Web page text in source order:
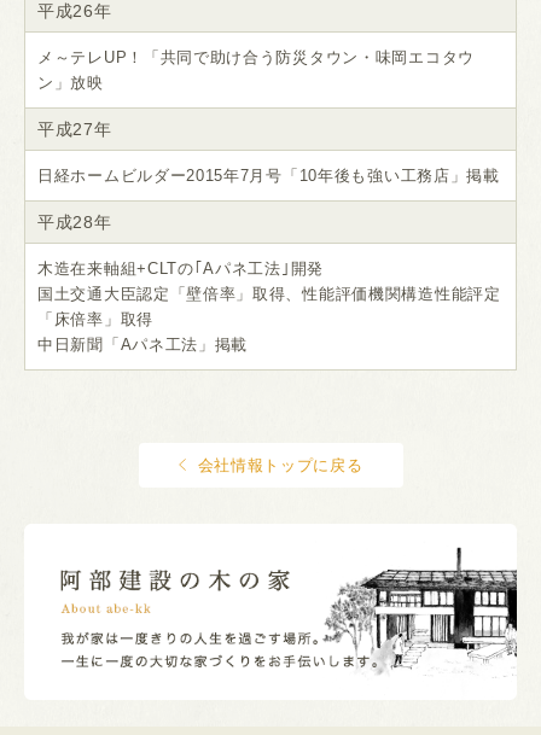
平成26年
メ～テレUP！「共同で助け合う防災タウン・味岡エコタウ
ン」放映
平成27年
日経ホームビルダー2015年7月号「10年後も強い工務店」掲載
平成28年
木造在来軸組+CLTの｢Aパネ工法｣開発
国土交通大臣認定「壁倍率」取得、性能評価機関構造性能評定
「床倍率」取得
中日新聞「Aパネ工法」掲載
会社情報トップに戻る